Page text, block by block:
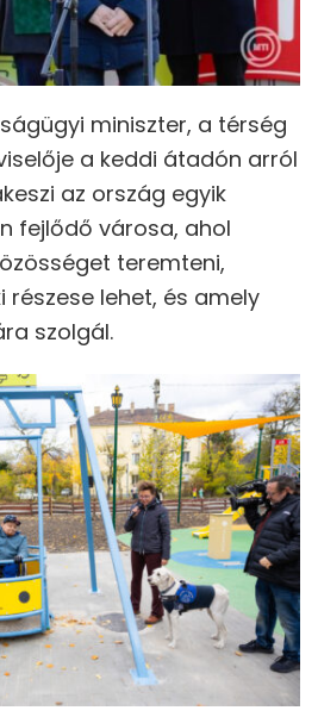
miniszter, a térség
a keddi átadón arról
az ország egyik
fejlődő városa, ahol
teremteni,
részese lehet, és amely
szolgál.